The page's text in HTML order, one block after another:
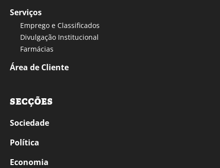
Serviços
Emprego e Classificados
Divulgação Institucional
Farmácias
Área de Cliente
SECÇÕES
Sociedade
Política
Economia